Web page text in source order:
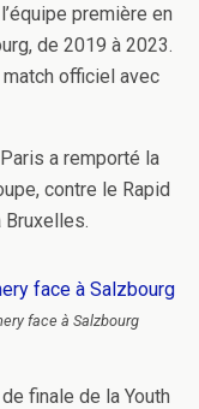
première en
de 2019 à 2023.
match officiel avec
a remporté la
contre le Rapid
Bruxelles.
face à Salzbourg
finale de la Youth